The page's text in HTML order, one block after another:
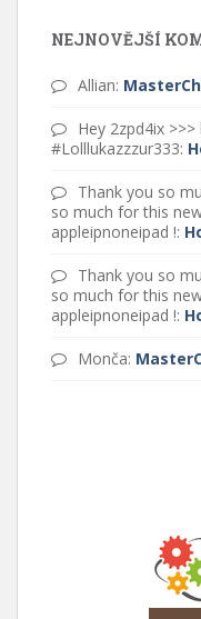
NEJNOVĚJŠÍ
Allian:
Hey 2zpd4ix
#Lolllukazzzur333:
Thank you so
so much for this
appleipnoneipad !:
Thank you so
so much for this
appleipnoneipad !:
Monča: